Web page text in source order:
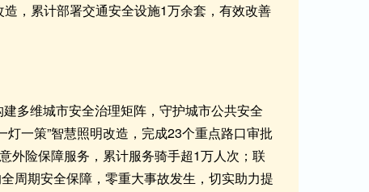
，累计部署交通安全设施1万余套，有效改善
多维城市安全治理矩阵，守护城市公共安全
一策”智慧照明改造，完成23个重点路口审批
外险保障服务，累计服务骑手超1万人次；联
周期安全保障，零重大事故发生，切实助力提